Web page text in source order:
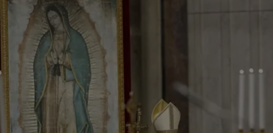
Diversità
inclusione
Costume
Cultura
spettacoli
Sanremo
2026